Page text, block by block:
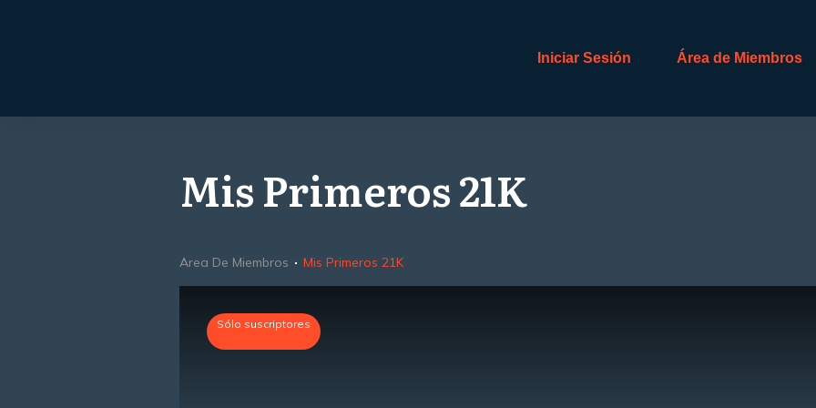
Iniciar Sesión Área de Miembros
Mis Primeros 21K
Area De Miembros Mis Primeros 21K
Sólo suscriptores